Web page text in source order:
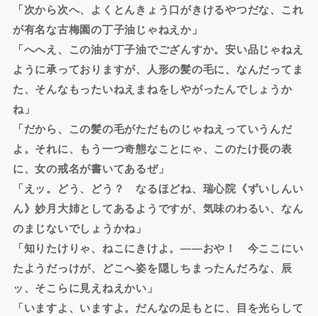
「次から次へ、よくとんきょう口がきけるやつだな、これ
が有名な古梅園の丁子油じゃねえか」
「へへえ、この油が丁子油でござんすか。安い品じゃねえ
ように承っておりますが、人形の髪の毛に、なんだってま
た、そんなもったいねえまねをしやがったんでしょうか
ね」
「だから、この髪の毛がただものじゃねえっていうんだ
よ。それに、もう一つ奇態なことにゃ、このたけ長の表
に、女の戒名が書いてあるぜ」
「えッ。どう、どう？ なるほどね、瑞心院《ずいしんい
ん》妙月大姉としてあるようですが、気味のわるい、なん
のまじないでしょうかね」
「知りたけりゃ、ねこにきけよ。――おや！ 今ここにい
たようだっけが、どこへ姿を隠しちまったんだろな、辰
ッ、そこらに見えねえかい」
「いますよ、いますよ。だんなの足もとに、目を光らして